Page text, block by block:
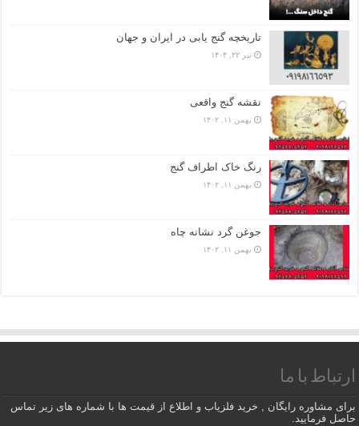
تاریخچه گنج‌ یابی در ایران و جهان
تیر ۲۲, ۱۴۰۴
نقشه گنج واقعی
بهمن ۱۱, ۱۴۰۲
رنگ خاک اطراف گنج
بهمن ۱۱, ۱۴۰۲
جوغن گرد نشانه چاه
بهمن ۱۱, ۱۴۰۲
ارتباط با ما
برای مشاوره رایگان , خرید فلزیاب و اطلاع از قیمت ها با شماره های زیر تماس
حاصل فرمایید.